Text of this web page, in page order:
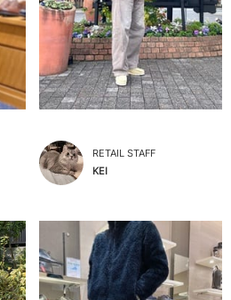
RETAIL STAFF
KEI